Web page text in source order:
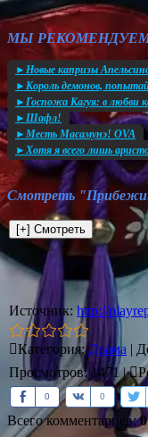
МЫ
►Новые капризы
►Король демонов,
►Госпожа Кагуя: в любви
►Шафл!
►Месть Масамунэ! OVA
►Хотя я всего лишь
Смотреть
Источник: http://
Категория: Драма |
Просмотров: 1471 |
0 0
Всего комментариев:0